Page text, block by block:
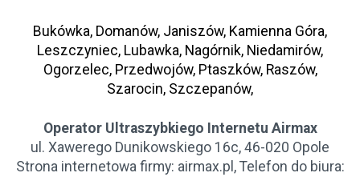
Bukówka, Domanów, Janiszów, Kamienna Góra,
Leszczyniec, Lubawka, Nagórnik, Niedamirów,
Ogorzelec, Przedwojów, Ptaszków, Raszów,
Szarocin, Szczepanów,
Operator Ultraszybkiego Internetu Airmax
ul. Xawerego Dunikowskiego 16c, 46-020 Opole
Strona internetowa firmy: airmax.pl, Telefon do biura: